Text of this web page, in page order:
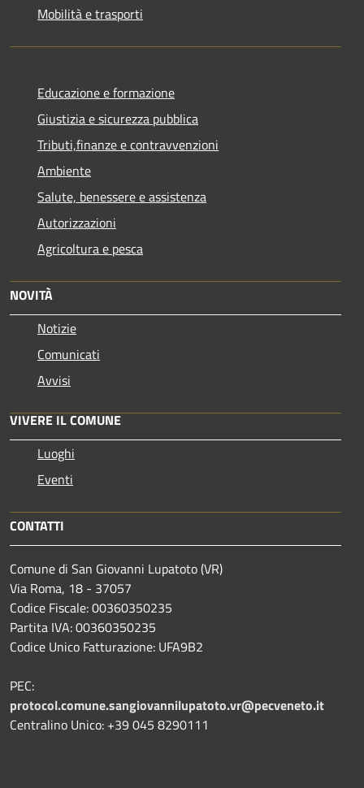
Mobilità e trasporti
Educazione e formazione
Giustizia e sicurezza pubblica
Tributi,finanze e contravvenzioni
Ambiente
Salute, benessere e assistenza
Autorizzazioni
Agricoltura e pesca
NOVITÀ
Notizie
Comunicati
Avvisi
VIVERE IL COMUNE
Luoghi
Eventi
CONTATTI
Comune di San Giovanni Lupatoto (VR)
Via Roma, 18 - 37057
Codice Fiscale: 00360350235
Partita IVA: 00360350235
Codice Unico Fatturazione: UFA9B2
PEC:
protocol.comune.sangiovannilupatoto.vr@pecveneto.it
Centralino Unico: +39 045 8290111